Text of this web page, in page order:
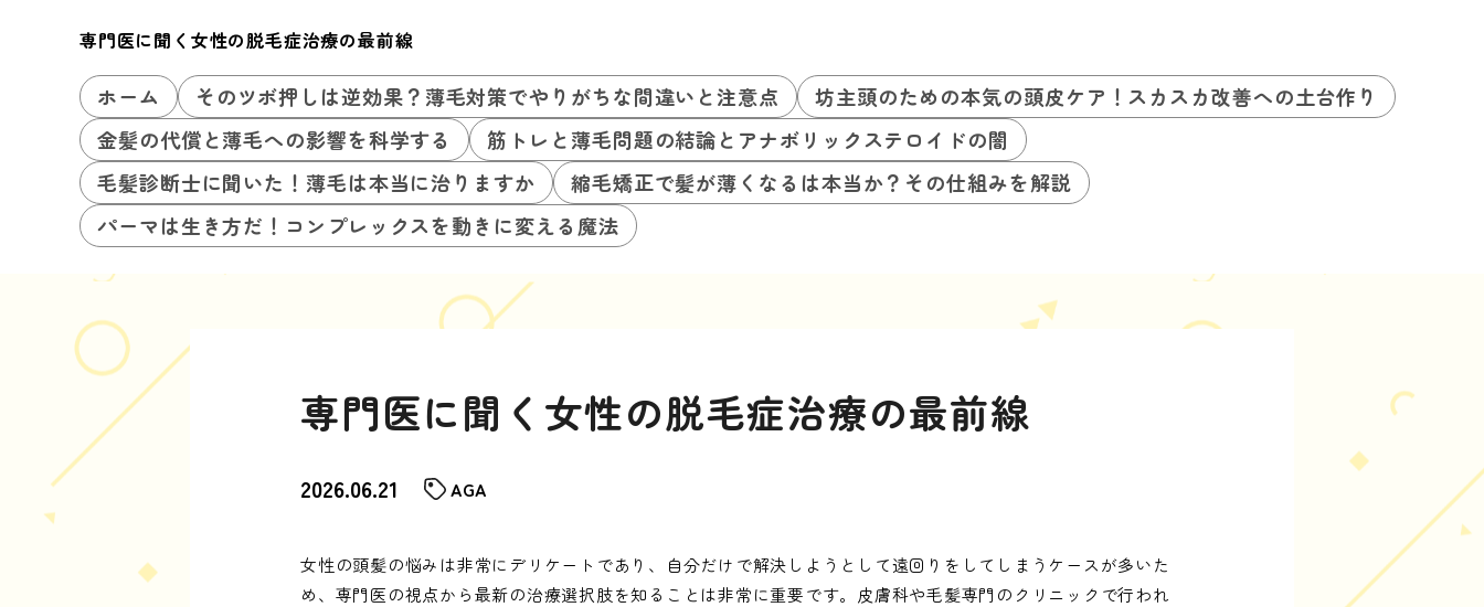
専門医に聞く女性の脱毛症治療の最前線
ホーム そのツボ押しは逆効果？薄毛対策でやりがちな間違いと注意点
坊主頭のための本気の頭皮ケア！スカスカ改善への土台作り
金髪の代償と薄毛への影響を科学する
筋トレと薄毛問題の結論とアナボリックステロイドの闇
毛髪診断士に聞いた！薄毛は本当に治りますか
縮毛矯正で髪が薄くなるは本当か？その仕組みを解説
パーマは生き方だ！コンプレックスを動きに変える魔法
専門医に聞く女性の脱毛症治療の最前線
2026.06.21 AGA
女性の頭髪の悩みは非常にデリケートであり、自分だけで解決しようとして遠回りをしてしまうケースが多いた
め、専門医の視点から最新の治療選択肢を知ることは非常に重要です。皮膚科や毛髪専門のクリニックで行われ